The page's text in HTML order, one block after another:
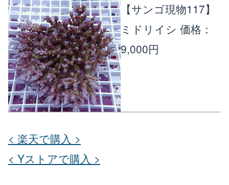
【サンゴ現物117】
ミドリイシ 価格：
9,000円
< 楽天で購入 >
< Yストアで購入 >